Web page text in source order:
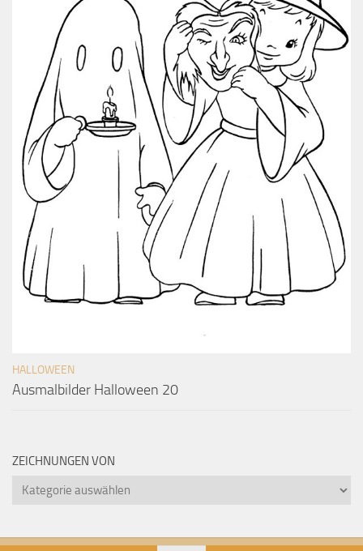
HALLOWEEN
Ausmalbilder Halloween 20
ZEICHNUNGEN VON
Zeichnungen